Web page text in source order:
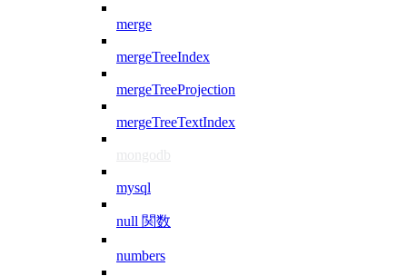
merge
mergeTreeIndex
mergeTreeProjection
mergeTreeTextIndex
mongodb
mysql
null 関数
numbers